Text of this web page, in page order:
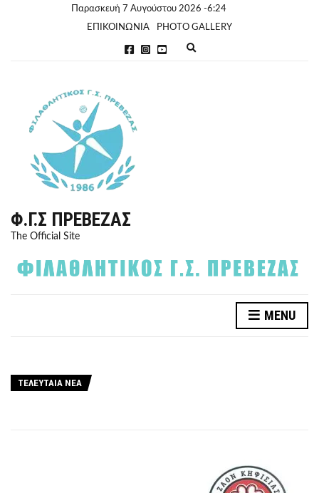
Παρασκευή 7 Αυγούστου 2026 -6:24
ΕΠΙΚΟΙΝΩΝΙΑ
PHOTO GALLERY
Φ.Γ.Σ ΠΡΈΒΕΖΑΣ
The Official Site
MENU
ΤΕΛΕΥΤΑΙΑ ΝΕΑ